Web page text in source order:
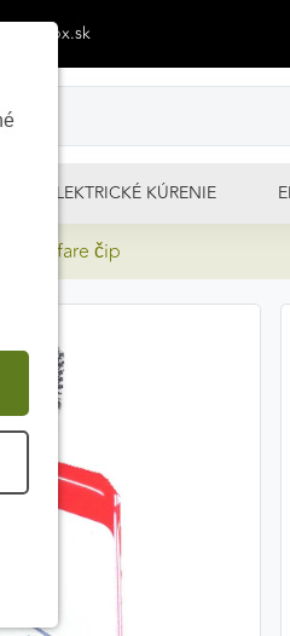
ELEKTRICKÉ KÚRENIE
Mifare čip